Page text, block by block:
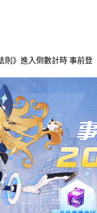
則》進入倒數計時 事前登